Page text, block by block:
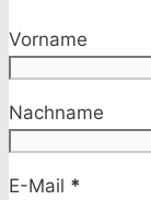
Vorname
Nachname
E-Mail *